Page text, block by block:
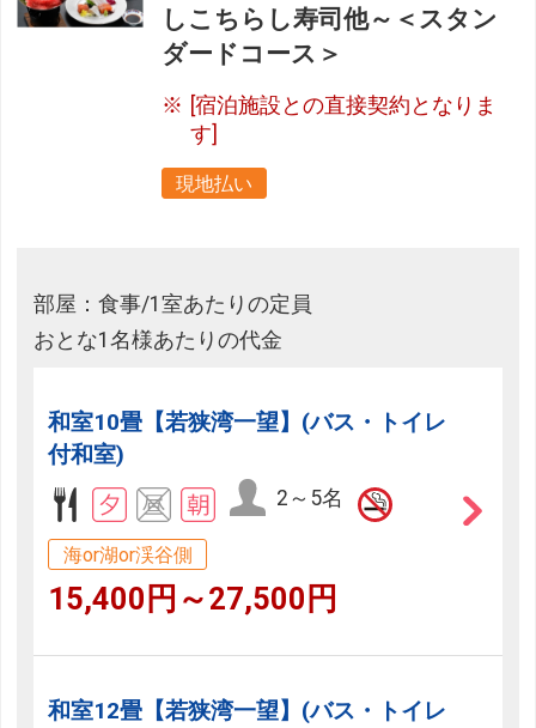
しこちらし寿司他～＜スタン
ダードコース＞
[宿泊施設との直接契約となりま
す]
現地払い
部屋：食事/1室あたりの定員
おとな1名様あたりの代金
和室10畳【若狭湾一望】(バス・トイレ
付和室)
2～5名
海or湖or渓谷側
15,400円～27,500円
和室12畳【若狭湾一望】(バス・トイレ